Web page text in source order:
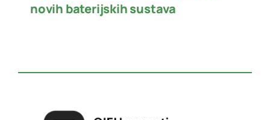
novih baterijskih sustava